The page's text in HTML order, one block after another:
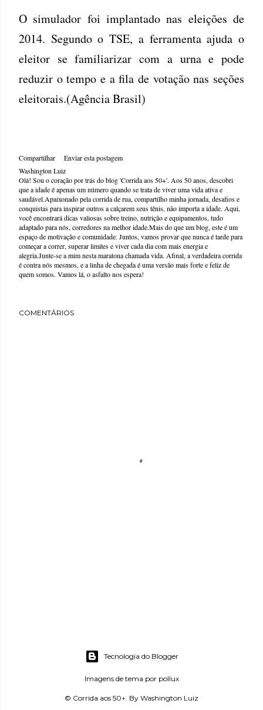
O simulador foi implantado nas eleições de
2014. Segundo o TSE, a ferramenta ajuda o
eleitor se familiarizar com a urna e pode
reduzir o tempo e a fila de votação nas seções
eleitorais.(Agência Brasil)
Compartilhar
Enviar esta postagem
Washington Luiz
Olá! Sou o coração por trás do blog 'Corrida aos 50+'. Aos 50 anos, descobri
que a idade é apenas um número quando se trata de viver uma vida ativa e
saudável.Apaixonado pela corrida de rua, compartilho minha jornada, desafios e
conquistas para inspirar outros a calçarem seus tênis, não importa a idade. Aqui,
você encontrará dicas valiosas sobre treino, nutrição e equipamentos, tudo
adaptado para nós, corredores na melhor idade.Mais do que um blog, este é um
espaço de motivação e comunidade. Juntos, vamos provar que nunca é tarde para
começar a correr, superar limites e viver cada dia com mais energia e
alegria.Junte-se a mim nesta maratona chamada vida. Afinal, a verdadeira corrida
é contra nós mesmos, e a linha de chegada é uma versão mais forte e feliz de
quem somos. Vamos lá, o asfalto nos espera!
COMENTÁRIOS
Tecnologia do Blogger
Imagens de tema por pollux
© Corrida aos 50+. By Washington Luiz